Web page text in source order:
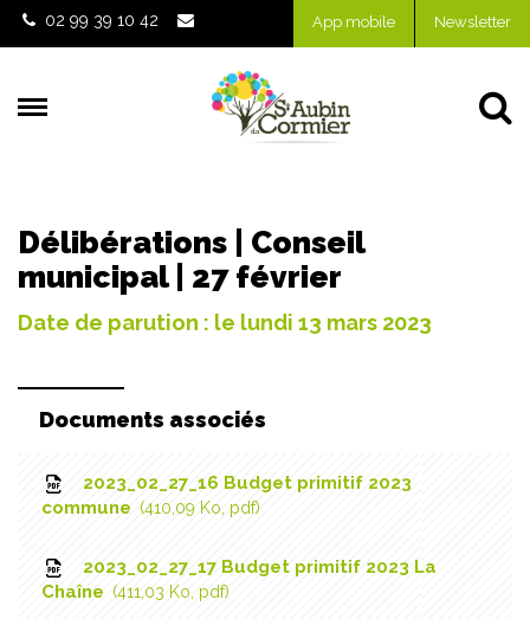
Gestion des traceurs
02 99 39 10 42 App mobile Newsletter
Délibérations | Conseil
municipal | 27 février
Date de parution : le lundi 13 mars 2023
Documents associés
2023_02_27_16 Budget primitif 2023
commune
410,09 Ko, pdf
2023_02_27_17 Budget primitif 2023 La
Chaîne
411,03 Ko, pdf